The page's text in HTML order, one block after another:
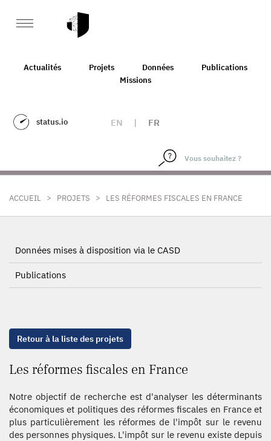
Actualités Projets Données
Publications
Missions
status.io EN | FR
ACCUEIL > PROJETS > LES RÉFORMES FISCALES EN FRANCE
Données mises à disposition via le CASD
Publications
Retour à la liste des projets
Les réformes fiscales en France
Notre objectif de recherche est d'analyser les déterminants
économiques et politiques des réformes fiscales en France et
plus particulièrement les réformes de l'impôt sur le revenu
des personnes physiques. L'impôt sur le revenu existe depuis